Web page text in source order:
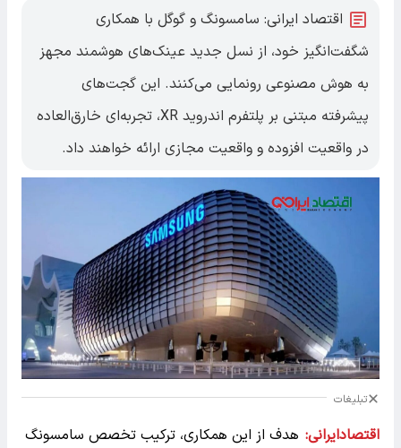
اقتصاد ایرانی: سامسونگ و گوگل با همکاری
شگفت‌انگیز خود، از نسل جدید عینک‌های هوشمند مجهز
به هوش مصنوعی رونمایی می‌کنند. این گجت‌های
پیشرفته مبتنی بر پلتفرم اندروید XR، تجربه‌ای خارق‌العاده
در واقعیت افزوده و واقعیت مجازی ارائه خواهند داد.
تبلیغات
اقتصادایرانی: هدف از این همکاری، ترکیب تخصص سامسونگ